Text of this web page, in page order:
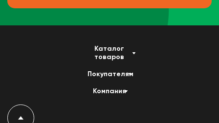
Каталог
товаров
Покупателям
Компания